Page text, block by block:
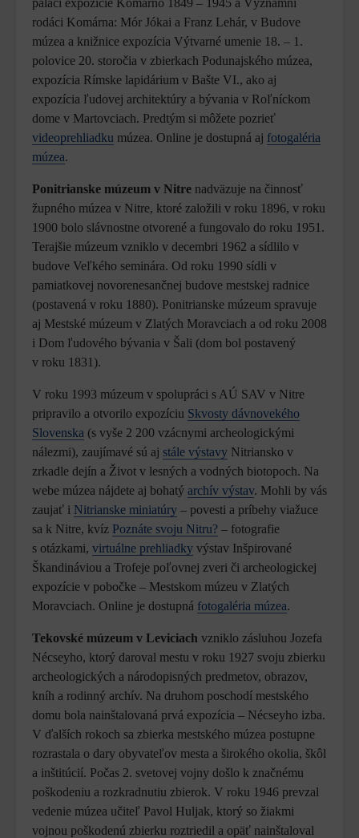
rodáci Komárna: Mór Jókai a Franz Lehár, v Budove
múzea a knižnice expozícia Výtvarné umenie 18. – 1.
polovice 20. storočia v zbierkach Podunajského múzea,
expozícia Rímske lapidárium v Bašte VI., ako aj
expozícia ľudovej architektúry a bývania v Roľníckom
dome v Martovciach. Predtým si môžete pozrieť
videoprehliadku múzea. Online je dostupná aj fotogaléria
múzea.
Ponitrianske múzeum v Nitre nadväzuje na činnosť
župného múzea v Nitre, ktoré založili v roku 1896, v roku
1900 bolo slávnostne otvorené a fungovalo do roku 1951.
Terajšie múzeum vzniklo v decembri 1962 a sídlilo v
budove Veľkého seminára. Od roku 1990 sídli v
pamiatkovej novorenesančnej budove mestskej radnice
(postavená v roku 1880). Ponitrianske múzeum spravuje
aj Mestské múzeum v Zlatých Moravciach a od roku 2008
i Dom ľudového bývania v Šali (dom bol postavený
v roku 1831).
V roku 1993 múzeum v spolupráci s AÚ SAV v Nitre
pripravilo a otvorilo expozíciu Skvosty dávnovekého
Slovenska (s vyše 2 200 vzácnymi archeologickými
nálezmi), zaujímavé sú aj stále výstavy Nitriansko v
zrkadle dejín a Život v lesných a vodných biotopoch. Na
webe múzea nájdete aj bohatý archív výstav. Mohli by vás
zaujať i Nitrianske miniatúry – povesti a príbehy viažuce
sa k Nitre, kvíz Poznáte svoju Nitru? – fotografie
s otázkami, virtuálne prehliadky výstav Inšpirované
Škandináviou a Trofeje poľovnej zveri či archeologickej
expozície v pobočke – Mestskom múzeu v Zlatých
Moravciach. Online je dostupná fotogaléria múzea.
Tekovské múzeum v Leviciach vzniklo zásluhou Jozefa
Nécseyho, ktorý daroval mestu v roku 1927 svoju zbierku
archeologických a národopisných predmetov, obrazov,
kníh a rodinný archív. Na druhom poschodí mestského
domu bola nainštalovaná prvá expozícia – Nécseyho izba.
V ďalších rokoch sa zbierka mestského múzea postupne
rozrastala o dary obyvateľov mesta a širokého okolia, škôl
a inštitúcií. Počas 2. svetovej vojny došlo k značnému
poškodeniu a rozkradnutiu zbierok. V roku 1946 prevzal
vedenie múzea učiteľ Pavol Huljak, ktorý so žiakmi
vojnou poškodenú zbierku roztriedil a opäť nainštaloval